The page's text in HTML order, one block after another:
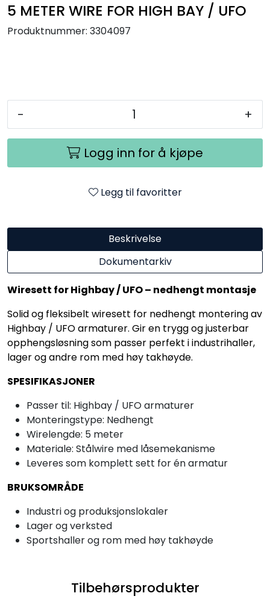
5 METER WIRE FOR HIGH BAY / UFO
Produktnummer: 3304097
- +
Logg inn for å kjøpe
Legg til favoritter
Beskrivelse
Dokumentarkiv
Wiresett for Highbay / UFO – nedhengt montasje
Solid og fleksibelt wiresett for nedhengt montering av
Highbay / UFO armaturer. Gir en trygg og justerbar
opphengsløsning som passer perfekt i industrihaller,
lager og andre rom med høy takhøyde.
SPESIFIKASJONER
Passer til: Highbay / UFO armaturer
Monteringstype: Nedhengt
Wirelengde: 5 meter
Materiale: Stålwire med låsemekanisme
Leveres som komplett sett for én armatur
BRUKSOMRÅDE
Industri og produksjonslokaler
Lager og verksted
Sportshaller og rom med høy takhøyde
Tilbehørsprodukter
Lyskilder
EPD